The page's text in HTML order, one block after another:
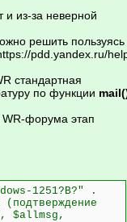
и из-за неверной
решить пользуясь
pdd.yandex.ru/
стандартная
по функции
WR-форума этап
1251?B?" .
(подтверждение
$allmsg,